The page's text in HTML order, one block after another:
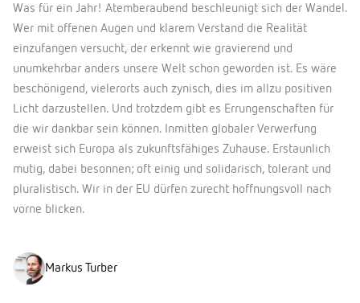
Was für ein Jahr! Atemberaubend beschleunigt sich der Wandel.
Wer mit offenen Augen und klarem Verstand die Realität
einzufangen versucht, der erkennt wie gravierend und
unumkehrbar anders unsere Welt schon geworden ist. Es wäre
beschönigend, vielerorts auch zynisch, dies im allzu positiven
Licht darzustellen. Und trotzdem gibt es Errungenschaften für
die wir dankbar sein können. Inmitten globaler Verwerfung
erweist sich Europa als zukunftsfähiges Zuhause. Erstaunlich
mutig, dabei besonnen; oft einig und solidarisch, tolerant und
pluralistisch. Wir in der EU dürfen zurecht hoffnungsvoll nach
vorne blicken.
Markus Turber